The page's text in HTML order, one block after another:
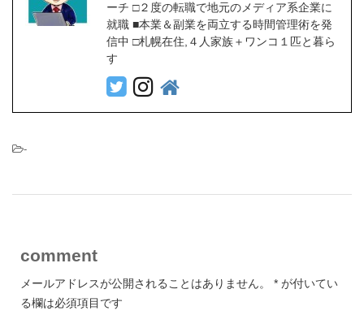
ーチ □２度の転職で地元のメディア系企業に
就職 ■本業＆副業を両立する時間管理術を発
信中 □札幌在住,４人家族＋ワンコ１匹と暮ら
す
-
comment
メールアドレスが公開されることはありません。 * が付いてい
る欄は必須項目です